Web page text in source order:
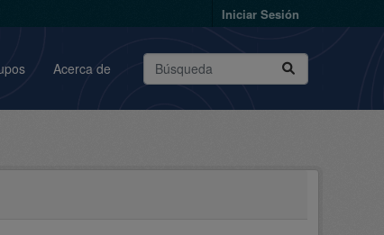
Iniciar Sesión
Acerca de